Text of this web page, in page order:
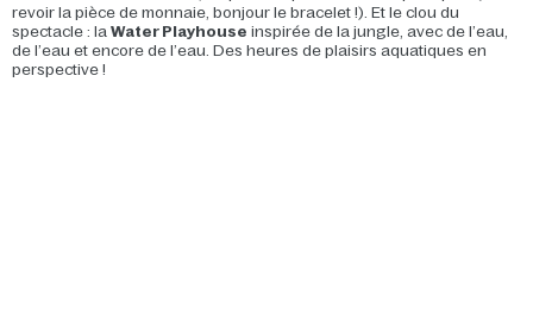
revoir la pièce de monnaie, bonjour le bracelet !). Et le clou du
spectacle : la Water Playhouse inspirée de la jungle, avec de l’eau,
de l’eau et encore de l’eau. Des heures de plaisirs aquatiques en
perspective !